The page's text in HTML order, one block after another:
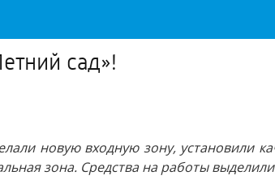
сад»!
новую входную зону, установили
зона. Средства на работы